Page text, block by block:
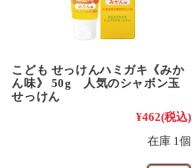
こども せっけんハミガキ《みか
ん味》 50g 人気のシャボン玉
せっけん
¥462(税込)
在庫 1個